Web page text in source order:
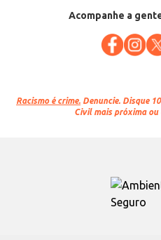
Acompanhe a
Racismo é crime. Denuncie. Disque
Civil mais próxima